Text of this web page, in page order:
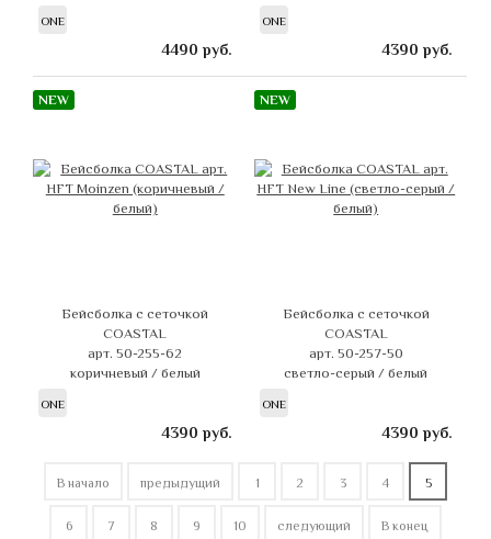
ONE
4490 руб.
ONE
4390 руб.
NEW
Бейсболка с сеточкой
COASTAL
арт. 50-255-62
коричневый / белый
ONE
4390 руб.
NEW
Бейсболка с сеточкой
COASTAL
арт. 50-257-50
светло-серый / белый
ONE
4390 руб.
В начало предыдущий 1 2 3 4 5
6 7 8 9 10 следующий В конец